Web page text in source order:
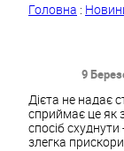
Головна :
9
Дієта не надає
сприймає це як
спосіб
злегка